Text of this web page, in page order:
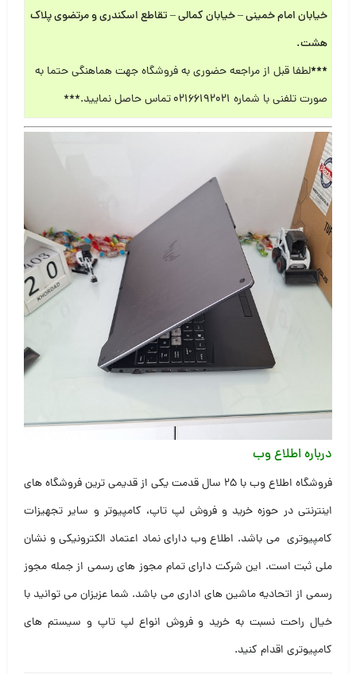
خیابان امام خمینی – خیابان کمالی – تقاطع اسکندری و مرتضوی پلاک
هشت.
***لطفا قبل از مراجعه حضوری به فروشگاه جهت هماهنگی حتما به
صورت تلفنی با شماره ۰۲۱۶۶۱۹۲۰۲۱تماس حاصل نمایید.***
درباره اطلاع وب
فروشگاه اطلاع وب با ۲۵ سال قدمت یکی از قدیمی ترین فروشگاه های
اینترنتی در حوزه خرید و فروش لپ تاپ، کامپیوتر و سایر تجهیزات
کامپیوتری می باشد. اطلاع وب دارای نماد اعتماد الکترونیکی و نشان
ملی ثبت است. این شرکت دارای تمام مجوز های رسمی از جمله مجوز
رسمی از اتحادیه ماشین های اداری می باشد. شما عزیزان می توانید با
خیال راحت نسبت به خرید و فروش انواع لپ تاپ و سیستم های
کامپیوتری اقدام کنید.